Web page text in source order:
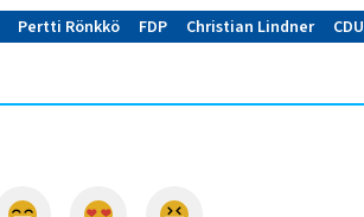
Pertti Rönkkö FDP Christian Lindner
CDU